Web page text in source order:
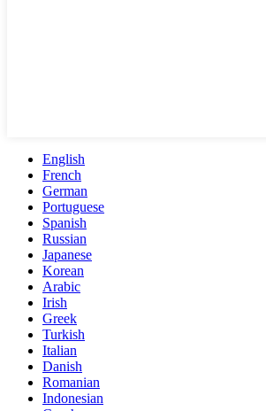
English
French
German
Portuguese
Spanish
Russian
Japanese
Korean
Arabic
Irish
Greek
Turkish
Italian
Danish
Romanian
Indonesian